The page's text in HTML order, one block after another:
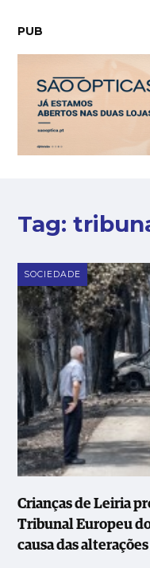
PUB
Tag:
SOCIEDADE
Crianças de Leiria
Tribunal Europeu
causa das